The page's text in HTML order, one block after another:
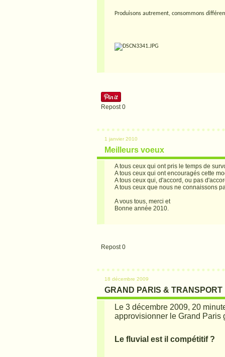
Produisons autrement, consommons
Repost 0
1 janvier 2010
Meilleurs voeux
A tous ceux qui ont pris le temps de
A tous ceux qui ont encouragés cette
A tous ceux qui, d'accord, ou pas
A tous ceux que nous ne connaissons
A vous tous, merci et
Bonne année 2010.
Repost 0
18 décembre 2009
GRAND PARIS &
Le 3 décembre 2009, 20
approvisionner le Grand Paris
Le fluvial est il compétitif ?